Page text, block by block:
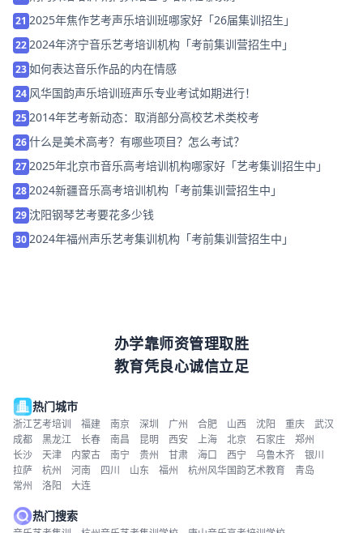
21 2025年焦作艺考声乐培训班哪家好「26届集训招生」
22 2024年济宁音乐艺考培训机构「考前集训营招生中」
23如何表达音乐作品的内在情感
24 风华国韵声乐培训班声乐专业考试如期进行！
25 2014年艺考新动态：取消部分高校艺术类校考
26什么是美术高考？有哪些项目？怎么考试？
27 2025年北京市音乐高考培训机构哪家好「艺考集训招生中」
28 2024新疆音乐高考培训机构「考前集训营招生中」
29沈阳钢琴艺考要花多少钱
30 2024年福州声乐艺考集训机构「考前集训营招生中」
办学靠师资管理取胜
教育凭良心诚信立足
热门城市
浙江艺考培训 福建 南京 深圳 广州 合肥 山西 沈阳 重庆
武汉
成都
黑龙江 长春 南昌 昆明 西安 上海 北京 石家庄
郑州
长沙
天津 内蒙古 南宁 贵州 甘肃 海口 西宁 乌鲁木齐
银川
拉萨
杭州 河南 四川 山东 福州 杭州风华国韵艺术教育
青岛
常州
洛阳 大连
热门搜索